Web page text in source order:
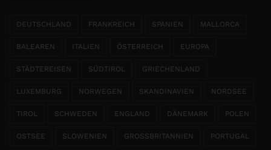
DEUTSCHLAND FRANKREICH SPANIEN MALLORCA
BALEAREN ITALIEN ÖSTERREICH EUROPA
STÄDTEREISEN SÜDTIROL GRIECHENLAND
LUXEMBURG NORWEGEN SKANDINAVIEN NORDSEE
TIROL SCHWEDEN ENGLAND DÄNEMARK POLEN
OSTSEE SLOWENIEN GROSSBRITANNIEN PORTUGAL